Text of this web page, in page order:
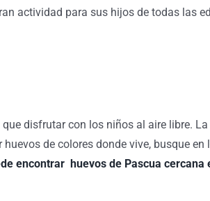
actividad para sus hijos de todas las
disfrutar con los niños al aire libre.
de colores donde vive, busque
encontrar huevos de Pascua